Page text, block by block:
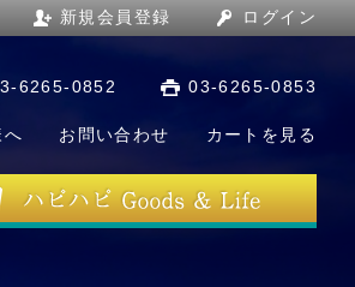
新規会員登録 ログイン
6265-0852 03-6265-0853
へ お問い合わせ カートを見る